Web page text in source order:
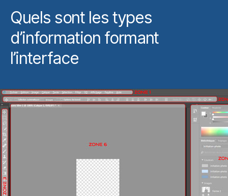
Quels sont les types
d’information formant
l’interface